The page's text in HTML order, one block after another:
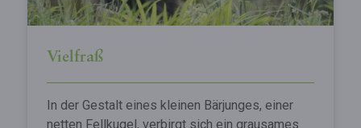
Vielfraß
In der Gestalt eines kleinen Bärjunges, einer
netten Fellkugel, verbirgt sich ein grausames